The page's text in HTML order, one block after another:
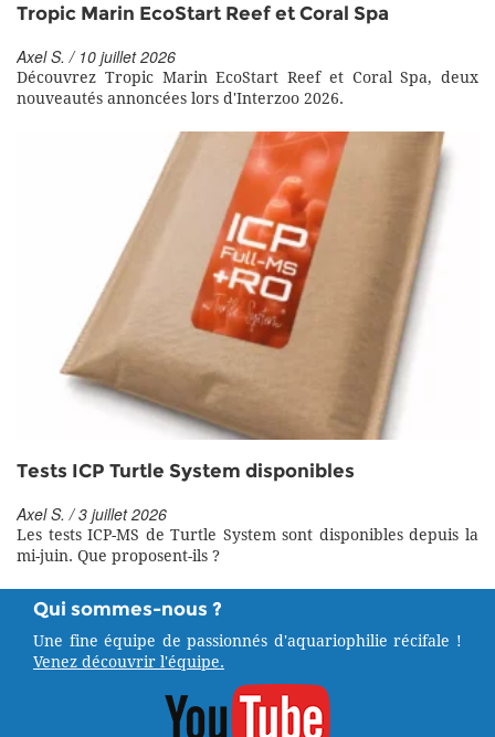
Tropic Marin EcoStart Reef et Coral Spa
Axel S. / 10 juillet 2026
Découvrez Tropic Marin EcoStart Reef et Coral Spa, deux
nouveautés annoncées lors d'Interzoo 2026.
Tests ICP Turtle System disponibles
Axel S. / 3 juillet 2026
Les tests ICP-MS de Turtle System sont disponibles depuis la
mi-juin. Que proposent-ils ?
Qui sommes-nous ?
Une fine équipe de passionnés d'aquariophilie récifale !
Venez découvrir l'équipe.